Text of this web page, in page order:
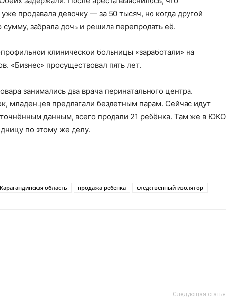
продавала девочку — за 50 тысяч, но когда другой
забрала дочь и решила перепродать её.
клинической больницы «заработали» на
«Бизнес» просуществовал пять лет.
занимались два врача перинатального центра.
младенцев предлагали бездетным парам. Сейчас идут
данным, всего продали 21 ребёнка. Там же в ЮКО
по этому же делу.
Карагандинская область продажа ребёнка следственный изолятор
Следующая статья